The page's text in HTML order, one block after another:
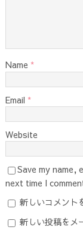
Name *
Email *
Website
Save my name,
next time I
新しいコメント
新しい投稿をメ